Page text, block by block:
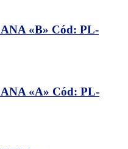
«B» Cód: PL-
«A» Cód: PL-